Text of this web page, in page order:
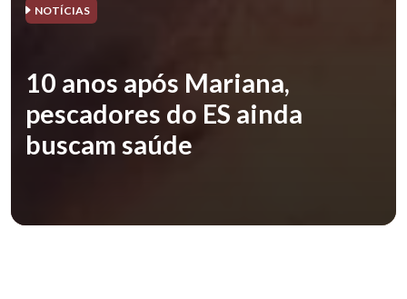
NOTÍCIAS
10 anos após Mariana,
pescadores do ES ainda
buscam saúde